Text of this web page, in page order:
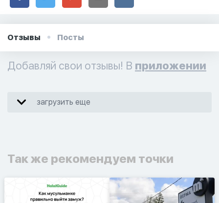
Отзывы Посты
Добавляй свои отзывы! В приложении
загрузить еще
Так же рекомендуем точки